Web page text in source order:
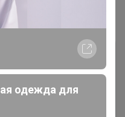
1-7
одежда для